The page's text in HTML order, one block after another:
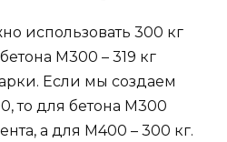
использовать 300 кг
М300 – 319 кг
Если мы создаем
то для бетона M300
а для M400 – 300 кг.